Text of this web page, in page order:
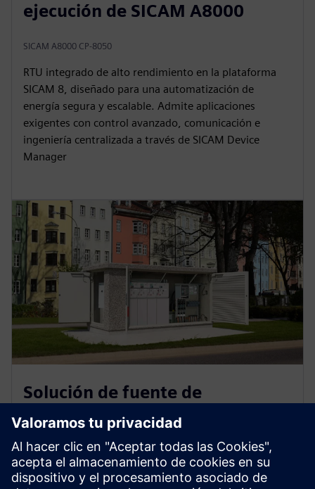
ejecución de SICAM A8000
SICAM A8000 CP-8050
RTU integrado de alto rendimiento en la plataforma
SICAM 8, diseñado para una automatización de
energía segura y escalable. Admite aplicaciones
exigentes con control avanzado, comunicación e
ingeniería centralizada a través de SICAM Device
Manager
Solución de fuente de
alimentación todo en uno
SICAM es una plataforma universal de hardware y
software que simplifica la automatización de energía
en aplicaciones industriales, de red y renovables. Le